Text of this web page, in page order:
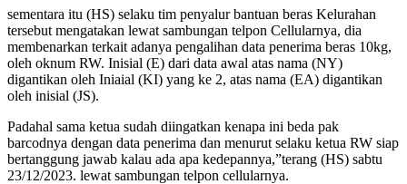
sementara itu (HS) selaku tim penyalur bantuan beras Kelurahan
tersebut mengatakan lewat sambungan telpon Cellularnya, dia
membenarkan terkait adanya pengalihan data penerima beras 10kg,
oleh oknum RW. Inisial (E) dari data awal atas nama (NY)
digantikan oleh Iniaial (KI) yang ke 2, atas nama (EA) digantikan
oleh inisial (JS).
Padahal sama ketua sudah diingatkan kenapa ini beda pak
barcodnya dengan data penerima dan menurut selaku ketua RW siap
bertanggung jawab kalau ada apa kedepannya,”terang (HS) sabtu
23/12/2023. lewat sambungan telpon cellularnya.